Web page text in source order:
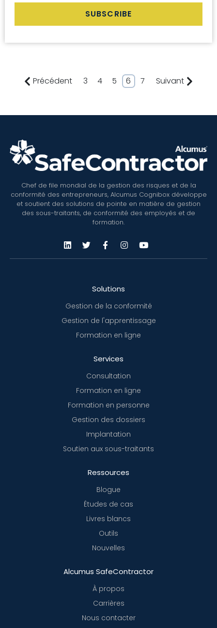
Précédent 3 4 5 6 7 Suivant
Chef de file mondial de la gestion des risques et de la
conformité des entrepreneurs, Alcumus Cognibox développe
et soutient des solutions de pointe en matière de gestion
des sous-traitants, de conformité des employés et de
formation.
Solutions
Gestion de la conformité
Gestion de l'apprentissage
Formation en ligne
Services
Consultation
Formation en ligne
Formation en personne
Gestion des dossiers
Implantation
Soutien aux sous-traitants
Ressources
Blogue
Études de cas
Livres blancs
Outils
Nouvelles
Alcumus SafeContractor
À propos
Carrières
Nous contacter